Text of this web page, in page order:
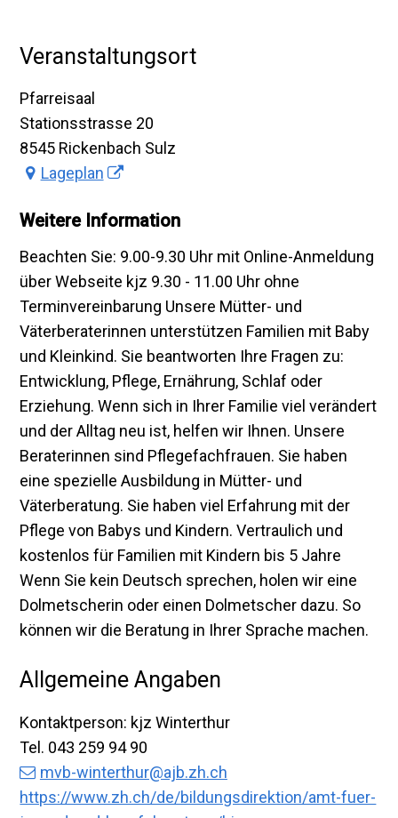
Veranstaltungsort
Pfarreisaal
Stationsstrasse 20
8545 Rickenbach Sulz
Lageplan
Weitere Information
Beachten Sie: 9.00-9.30 Uhr mit Online-Anmeldung
über Webseite kjz 9.30 - 11.00 Uhr ohne
Terminvereinbarung Unsere Mütter- und
Väterberaterinnen unterstützen Familien mit Baby
und Kleinkind. Sie beantworten Ihre Fragen zu:
Entwicklung, Pflege, Ernährung, Schlaf oder
Erziehung. Wenn sich in Ihrer Familie viel verändert
und der Alltag neu ist, helfen wir Ihnen. Unsere
Beraterinnen sind Pflegefachfrauen. Sie haben
eine spezielle Ausbildung in Mütter- und
Väterberatung. Sie haben viel Erfahrung mit der
Pflege von Babys und Kindern. Vertraulich und
kostenlos für Familien mit Kindern bis 5 Jahre
Wenn Sie kein Deutsch sprechen, holen wir eine
Dolmetscherin oder einen Dolmetscher dazu. So
können wir die Beratung in Ihrer Sprache machen.
Allgemeine Angaben
Kontaktperson: kjz Winterthur
Tel. 043 259 94 90
mvb-winterthur@ajb.zh.ch
https://www.zh.ch/de/bildungsdirektion/amt-fuer-